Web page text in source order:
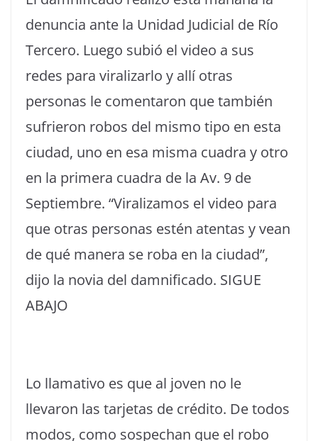
denuncia ante la Unidad Judicial de Río
Tercero. Luego subió el video a sus
redes para viralizarlo y allí otras
personas le comentaron que también
sufrieron robos del mismo tipo en esta
ciudad, uno en esa misma cuadra y otro
en la primera cuadra de la Av. 9 de
Septiembre. “Viralizamos el video para
que otras personas estén atentas y vean
de qué manera se roba en la ciudad”,
dijo la novia del damnificado. SIGUE
ABAJO
Lo llamativo es que al joven no le
llevaron las tarjetas de crédito. De todos
modos, como sospechan que el robo